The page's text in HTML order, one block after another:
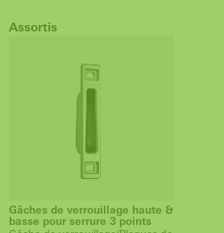
Assortis
Gâches de verrouillage haute &
basse pour serrure 3 points